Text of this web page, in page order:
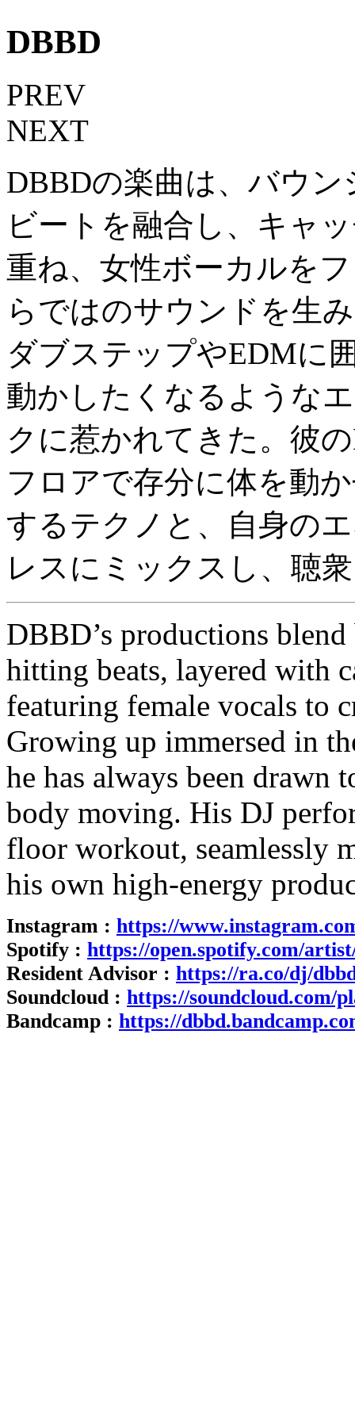
DBBD
PREV
NEXT
DBBDの楽曲は、バウ
ビートを融合し、キャ
重ね、女性ボーカルを
らではのサウンドを生
ダブステップやEDMに
動かしたくなるような
クに惹かれてきた。彼
フロアで存分に体を動
するテクノと、自身の
レスにミックスし、聴
DBBD’s productions
hitting beats, layered with
featuring female vocals to
Growing up immersed in
he has always been drawn
body moving. His DJ
floor workout, seamlessly
his own high-energy
Instagram : https://
Spotify : https://open.spotify.com/
Resident Advisor : https://ra.co/dj/
Soundcloud : https://soundcloud.com/
Bandcamp : https://